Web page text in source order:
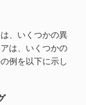
、いくつかの異
は、いくつかの
例を以下に示し